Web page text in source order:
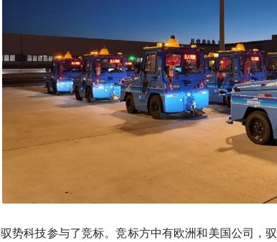
驭势科技参与了竞标。竞标方中有欧洲和美国公司，